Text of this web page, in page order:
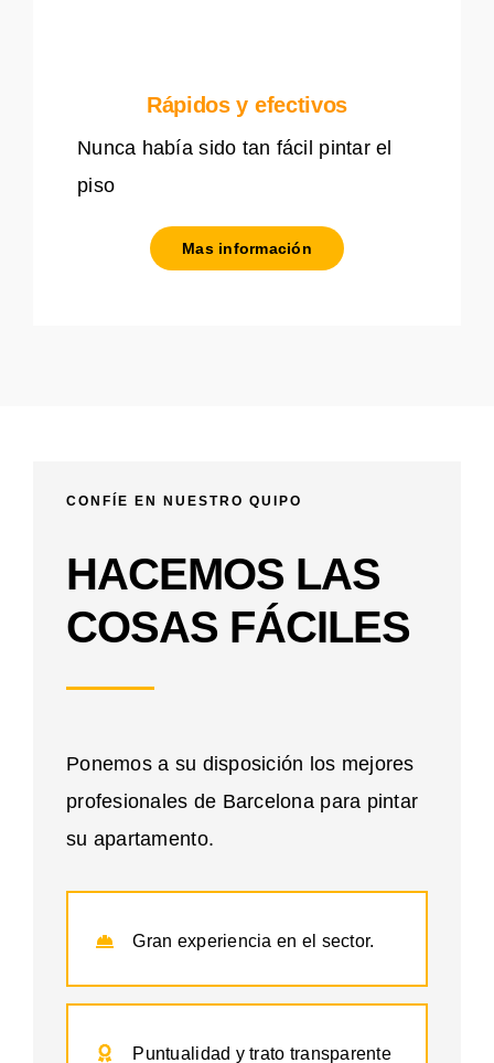
Rápidos y efectivos
Nunca había sido tan fácil pintar el
piso
Mas información
CONFÍE EN NUESTRO QUIPO
HACEMOS LAS
COSAS FÁCILES
Ponemos a su disposición los mejores
profesionales de Barcelona para pintar
su apartamento.
Gran experiencia en el sector.
Puntualidad y trato transparente